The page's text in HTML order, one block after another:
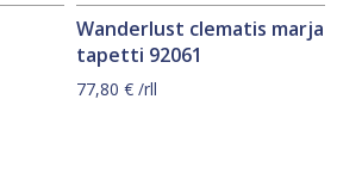
Wanderlust clematis marja
tapetti 92061
77,80 € /rll